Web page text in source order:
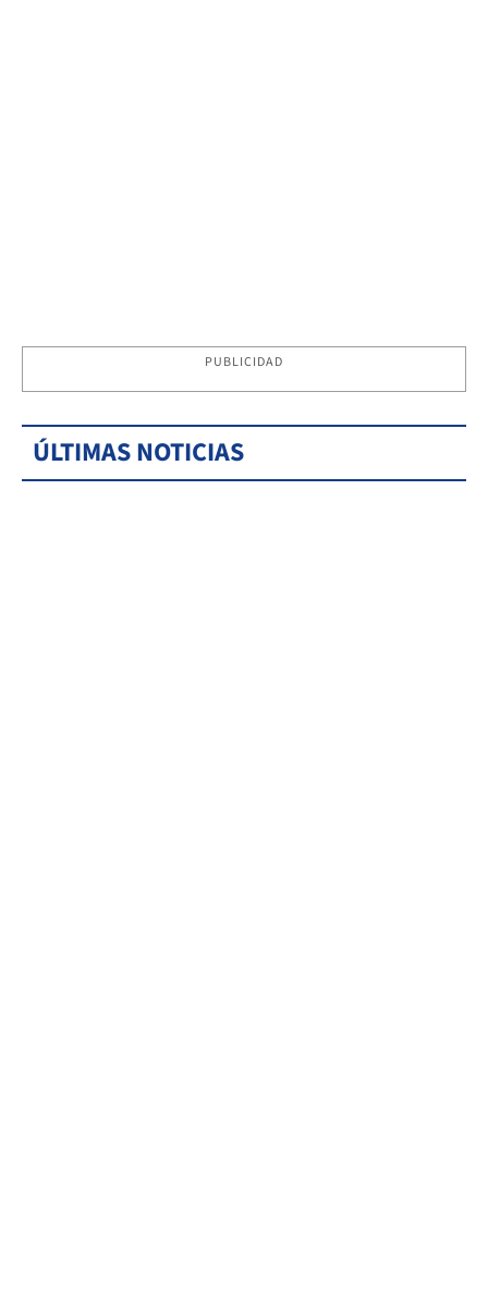
PUBLICIDAD
ÚLTIMAS NOTICIAS